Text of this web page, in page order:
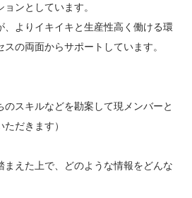
ンとしています。
よりイキイキと生産性高く働ける環
の両面からサポートしています。
のスキルなどを勘案して現メンバーと
だきます）
まえた上で、どのような情報をどんな